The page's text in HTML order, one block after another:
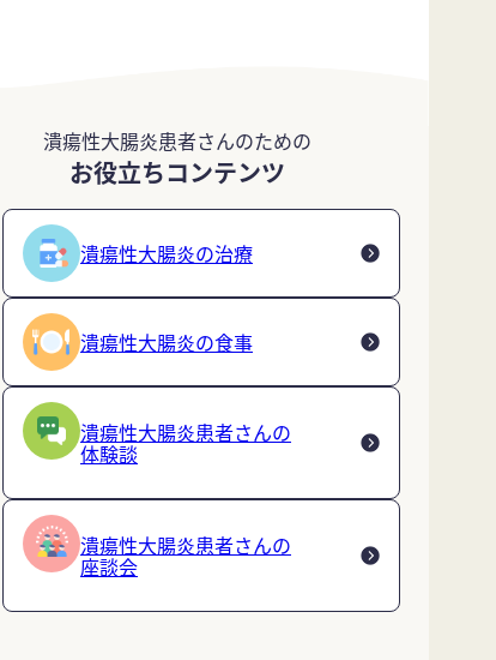
潰瘍性大腸炎患者さんのための
お役立ちコンテンツ
潰瘍性大腸炎の治療
潰瘍性大腸炎の食事
潰瘍性大腸炎患者さんの
体験談
潰瘍性大腸炎患者さんの
座談会